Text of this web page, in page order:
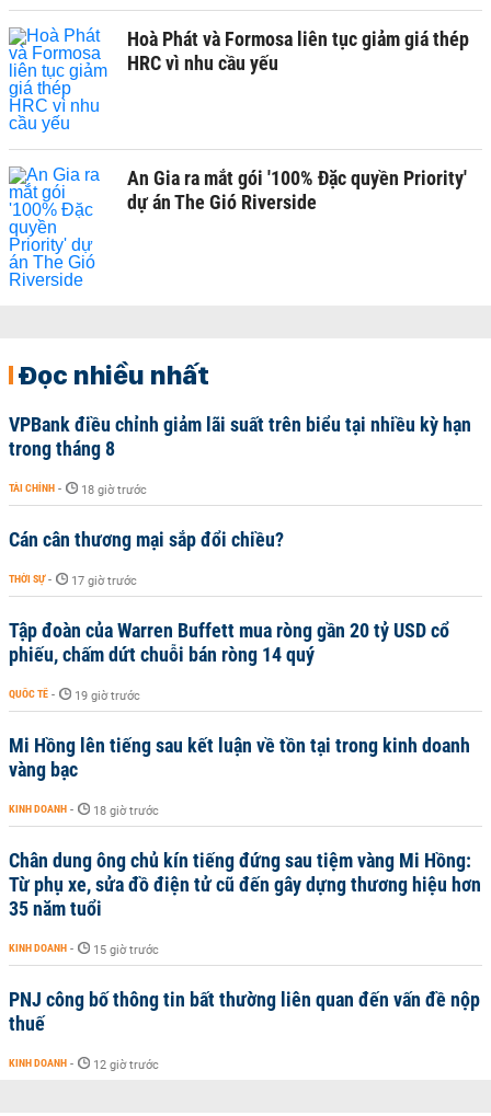
Hoà Phát và Formosa liên tục giảm giá thép
HRC vì nhu cầu yếu
An Gia ra mắt gói '100% Đặc quyền Priority'
dự án The Gió Riverside
Đọc nhiều nhất
VPBank điều chỉnh giảm lãi suất trên biểu tại nhiều kỳ hạn
trong tháng 8
TÀI CHÍNH - 18 giờ trước
Cán cân thương mại sắp đổi chiều?
THỜI SỰ - 17 giờ trước
Tập đoàn của Warren Buffett mua ròng gần 20 tỷ USD cổ
phiếu, chấm dứt chuỗi bán ròng 14 quý
QUỐC TẾ - 19 giờ trước
Mi Hồng lên tiếng sau kết luận về tồn tại trong kinh doanh
vàng bạc
KINH DOANH - 18 giờ trước
Chân dung ông chủ kín tiếng đứng sau tiệm vàng Mi Hồng:
Từ phụ xe, sửa đồ điện tử cũ đến gây dựng thương hiệu hơn
35 năm tuổi
KINH DOANH - 15 giờ trước
PNJ công bố thông tin bất thường liên quan đến vấn đề nộp
thuế
KINH DOANH - 12 giờ trước